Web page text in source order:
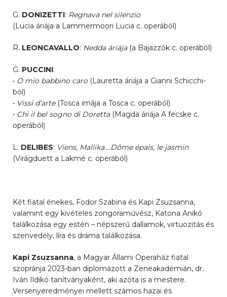
G. DONIZETTI: Regnava nel silenzio
(Lucia áriája a Lammermoori Lucia c. operából)
R. LEONCAVALLO: Nedda áriája(a Bajazzók c. operából)
G. PUCCINI:
• O mio babbino caro(Lauretta áriája a Gianni Schicchi-
ből)
• Vissi d’arte(Tosca imája a Tosca c. operából)
• Chi il bel sogno di Doretta(Magda áriája A fecske c.
operából)
L. DELIBES: Viens, Mallika….Dôme épais, le jasmin
(Virágduett a Lakmé c. operából)
Két fiatal énekes, Fodor Szabina és Kapi Zsuzsanna,
valamint egy kivételes zongoraművész, Katona Anikó
találkozása egy estén – népszerű dallamok, virtuozitás és
szenvedély, líra és dráma találkozása.
Kapi Zsuzsanna, a Magyar Állami Operaház fiatal
szopránja 2023-ban diplomázott a Zeneakadémián, dr.
Iván Ildikó tanítványaként, aki azóta is a mestere.
Versenyeredményei mellett számos hazai és